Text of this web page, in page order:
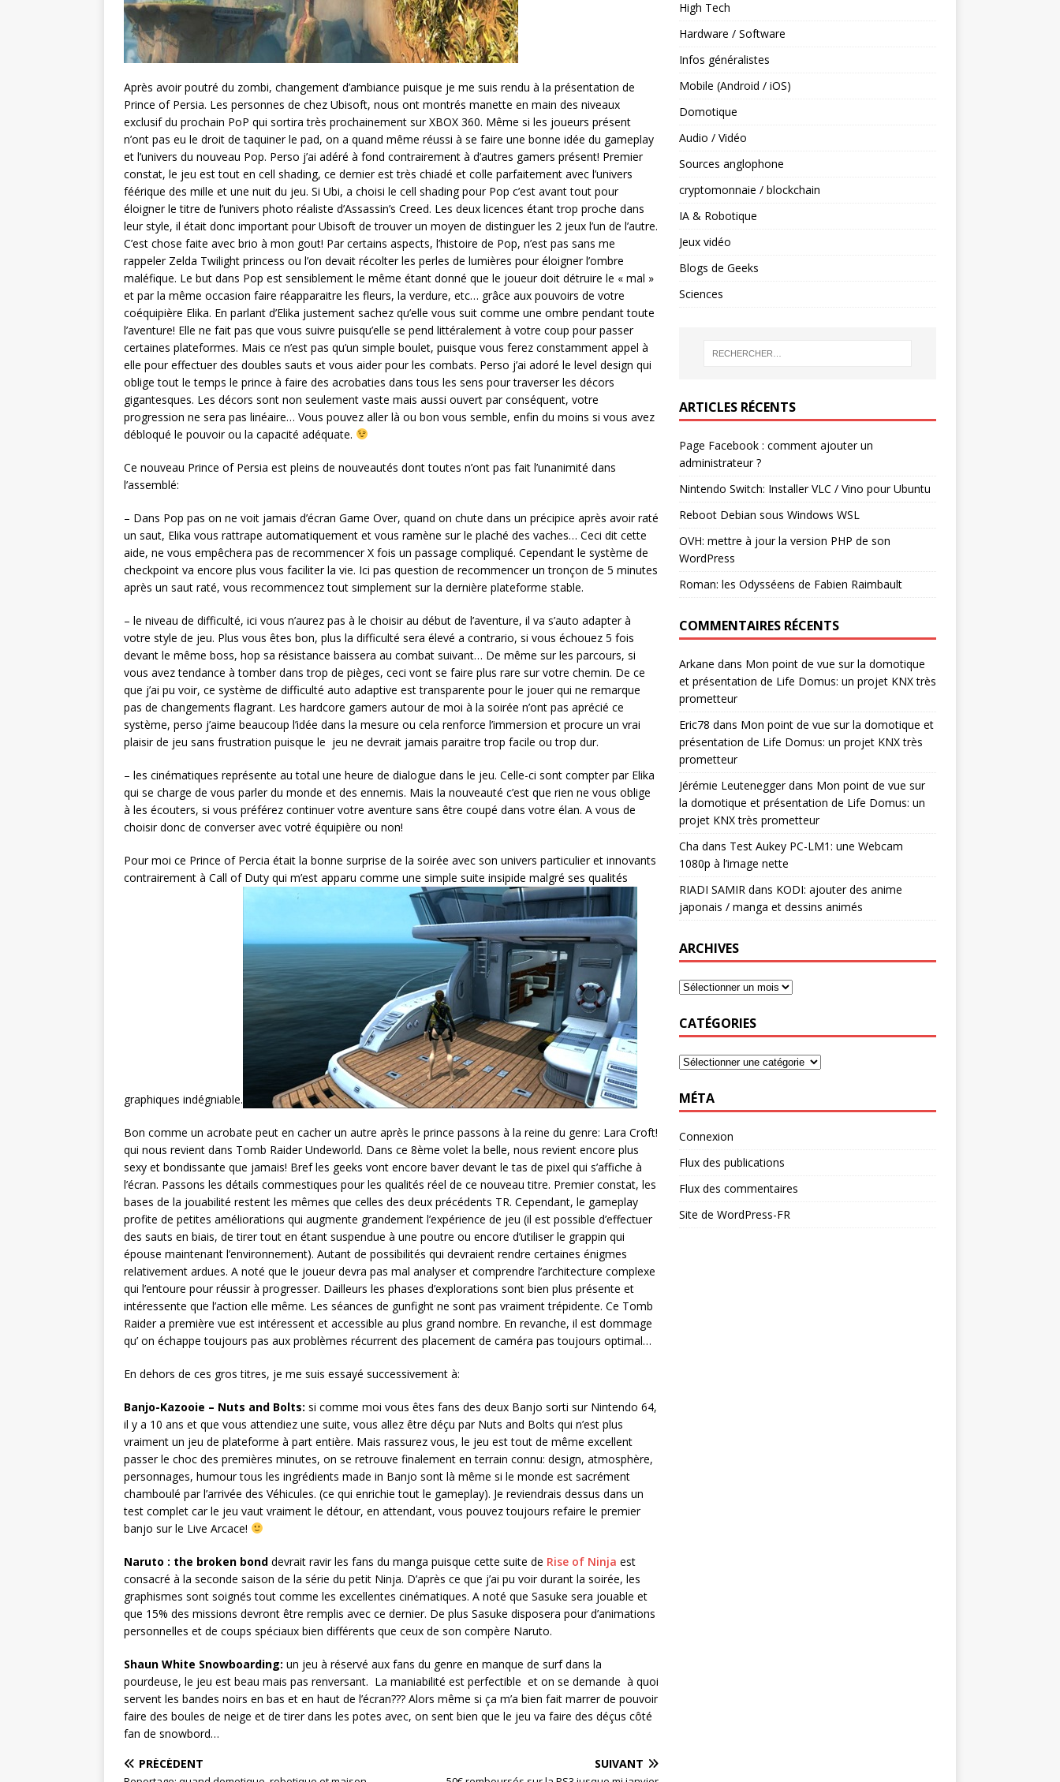
Après avoir poutré du zombi, changement d’ambiance puisque je me suis rendu à la présentation de
Prince of Persia. Les personnes de chez Ubisoft, nous ont montrés manette en main des niveaux
exclusif du prochain PoP qui sortira très prochainement sur XBOX 360. Même si les joueurs présent
n’ont pas eu le droit de taquiner le pad, on a quand même réussi à se faire une bonne idée du gameplay
et l’univers du nouveau Pop. Perso j’ai adéré à fond contrairement à d’autres gamers présent! Premier
constat, le jeu est tout en cell shading, ce dernier est très chiadé et colle parfaitement avec l’univers
féérique des mille et une nuit du jeu. Si Ubi, a choisi le cell shading pour Pop c’est avant tout pour
éloigner le titre de l’univers photo réaliste d’Assassin’s Creed. Les deux licences étant trop proche dans
leur style, il était donc important pour Ubisoft de trouver un moyen de distinguer les 2 jeux l’un de l’autre.
C’est chose faite avec brio à mon gout! Par certains aspects, l’histoire de Pop, n’est pas sans me
rappeler Zelda Twilight princess ou l’on devait récolter les perles de lumières pour éloigner l’ombre
maléfique. Le but dans Pop est sensiblement le même étant donné que le joueur doit détruire le « mal »
et par la même occasion faire réapparaitre les fleurs, la verdure, etc… grâce aux pouvoirs de votre
coéquipière Elika. En parlant d’Elika justement sachez qu’elle vous suit comme une ombre pendant toute
l’aventure! Elle ne fait pas que vous suivre puisqu’elle se pend littéralement à votre coup pour passer
certaines plateformes. Mais ce n’est pas qu’un simple boulet, puisque vous ferez constamment appel à
elle pour effectuer des doubles sauts et vous aider pour les combats. Perso j’ai adoré le level design qui
oblige tout le temps le prince à faire des acrobaties dans tous les sens pour traverser les décors
gigantesques. Les décors sont non seulement vaste mais aussi ouvert par conséquent, votre
progression ne sera pas linéaire… Vous pouvez aller là ou bon vous semble, enfin du moins si vous avez
débloqué le pouvoir ou la capacité adéquate.
Ce nouveau Prince of Persia est pleins de nouveautés dont toutes n’ont pas fait l’unanimité dans
l’assemblé:
– Dans Pop pas on ne voit jamais d’écran Game Over, quand on chute dans un précipice après avoir raté
un saut, Elika vous rattrape automatiquement et vous ramène sur le plaché des vaches… Ceci dit cette
aide, ne vous empêchera pas de recommencer X fois un passage compliqué. Cependant le système de
checkpoint va encore plus vous faciliter la vie. Ici pas question de recommencer un tronçon de 5 minutes
après un saut raté, vous recommencez tout simplement sur la dernière plateforme stable.
– le niveau de difficulté, ici vous n’aurez pas à le choisir au début de l’aventure, il va s’auto adapter à
votre style de jeu. Plus vous êtes bon, plus la difficulté sera élevé a contrario, si vous échouez 5 fois
devant le même boss, hop sa résistance baissera au combat suivant… De même sur les parcours, si
vous avez tendance à tomber dans trop de pièges, ceci vont se faire plus rare sur votre chemin. De ce
que j’ai pu voir, ce système de difficulté auto adaptive est transparente pour le jouer qui ne remarque
pas de changements flagrant. Les hardcore gamers autour de moi à la soirée n’ont pas aprécié ce
système, perso j’aime beaucoup l’idée dans la mesure ou cela renforce l’immersion et procure un vrai
plaisir de jeu sans frustration puisque le jeu ne devrait jamais paraitre trop facile ou trop dur.
– les cinématiques représente au total une heure de dialogue dans le jeu. Celle-ci sont compter par Elika
qui se charge de vous parler du monde et des ennemis. Mais la nouveauté c’est que rien ne vous oblige
à les écouters, si vous préférez continuer votre aventure sans être coupé dans votre élan. A vous de
choisir donc de converser avec votré équipière ou non!
Pour moi ce Prince of Percia était la bonne surprise de la soirée avec son univers particulier et innovants
contrairement à Call of Duty qui m’est apparu comme une simple suite insipide malgré ses qualités
graphiques indégniable.
Bon comme un acrobate peut en cacher un autre après le prince passons à la reine du genre: Lara Croft!
qui nous revient dans Tomb Raider Undeworld. Dans ce 8ème volet la belle, nous revient encore plus
sexy et bondissante que jamais! Bref les geeks vont encore baver devant le tas de pixel qui s’affiche à
l’écran. Passons les détails commestiques pour les qualités réel de ce nouveau titre. Premier constat, les
bases de la jouabilité restent les mêmes que celles des deux précédents TR. Cependant, le gameplay
profite de petites améliorations qui augmente grandement l’expérience de jeu (il est possible d’effectuer
des sauts en biais, de tirer tout en étant suspendue à une poutre ou encore d’utiliser le grappin qui
épouse maintenant l’environnement). Autant de possibilités qui devraient rendre certaines énigmes
relativement ardues. A noté que le joueur devra pas mal analyser et comprendre l’architecture complexe
qui l’entoure pour réussir à progresser. Dailleurs les phases d’explorations sont bien plus présente et
intéressente que l’action elle même. Les séances de gunfight ne sont pas vraiment trépidente. Ce Tomb
Raider a première vue est intéressent et accessible au plus grand nombre. En revanche, il est dommage
qu’ on échappe toujours pas aux problèmes récurrent des placement de caméra pas toujours optimal…
En dehors de ces gros titres, je me suis essayé successivement à:
Banjo-Kazooie – Nuts and Bolts: si comme moi vous êtes fans des deux Banjo sorti sur Nintendo 64,
il y a 10 ans et que vous attendiez une suite, vous allez être déçu par Nuts and Bolts qui n’est plus
vraiment un jeu de plateforme à part entière. Mais rassurez vous, le jeu est tout de même excellent
passer le choc des premières minutes, on se retrouve finalement en terrain connu: design, atmosphère,
personnages, humour tous les ingrédients made in Banjo sont là même si le monde est sacrément
chamboulé par l’arrivée des Véhicules. (ce qui enrichie tout le gameplay). Je reviendrais dessus dans un
test complet car le jeu vaut vraiment le détour, en attendant, vous pouvez toujours refaire le premier
banjo sur le Live Arcace!
Naruto : the broken bond devrait ravir les fans du manga puisque cette suite de Rise of Ninja est
consacré à la seconde saison de la série du petit Ninja. D’après ce que j’ai pu voir durant la soirée, les
graphismes sont soignés tout comme les excellentes cinématiques. A noté que Sasuke sera jouable et
que 15% des missions devront être remplis avec ce dernier. De plus Sasuke disposera pour d’animations
personnelles et de coups spéciaux bien différents que ceux de son compère Naruto.
Shaun White Snowboarding: un jeu à réservé aux fans du genre en manque de surf dans la
pourdeuse, le jeu est beau mais pas renversant. La maniabilité est perfectible et on se demande à quoi
servent les bandes noirs en bas et en haut de l’écran??? Alors même si ça m’a bien fait marrer de pouvoir
faire des boules de neige et de tirer dans les potes avec, on sent bien que le jeu va faire des déçus côté
fan de snowbord…
PRÉCÉDENT
SUIVANT
High Tech
Hardware / Software
Infos généralistes
Mobile (Android / iOS)
Domotique
Audio / Vidéo
Sources anglophone
cryptomonnaie / blockchain
IA & Robotique
Jeux vidéo
Blogs de Geeks
Sciences
ARTICLES RÉCENTS
Page Facebook : comment ajouter un
administrateur ?
Nintendo Switch: Installer VLC / Vino pour Ubuntu
Reboot Debian sous Windows WSL
OVH: mettre à jour la version PHP de son
WordPress
Roman: les Odysséens de Fabien Raimbault
COMMENTAIRES RÉCENTS
Arkane dans Mon point de vue sur la domotique
et présentation de Life Domus: un projet KNX très
prometteur
Eric78 dans Mon point de vue sur la domotique et
présentation de Life Domus: un projet KNX très
prometteur
Jérémie Leuteneggerdans Mon point de vue sur
la domotique et présentation de Life Domus: un
projet KNX très prometteur
Cha dans Test Aukey PC-LM1: une Webcam
1080p à l’image nette
RIADI SAMIRdans KODI: ajouter des anime
japonais / manga et dessins animés
ARCHIVES
CATÉGORIES
MÉTA
Connexion
Flux des publications
Flux des commentaires
Site de WordPress-FR